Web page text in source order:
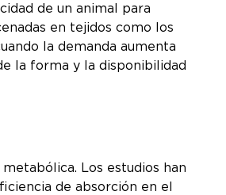
de un animal para
en tejidos como los
la demanda aumenta
la forma y la disponibilidad
Los estudios han
de absorción en el